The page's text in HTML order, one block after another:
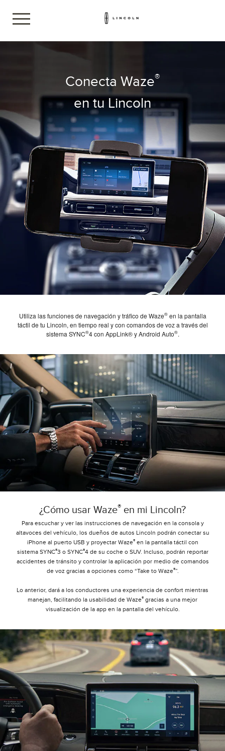
Conecta Waze®
en tu Lincoln
Utiliza las funciones de navegación y tráfico de Waze®en la pantalla
táctil de tu Lincoln, en tiempo real y con comandos de voz a través del
sistema SYNC®4 con AppLink® y Android Auto®.
¿Cómo usar Waze® en mi Lincoln?
Para escuchar y ver las instrucciones de navegación en la consola y
altavoces del vehículo, los dueños de autos Lincoln podrán conectar su
iPhone al puerto USB y proyectar Waze®en la pantalla táctil con
sistema SYNC®3 o SYNC®4 de su coche o SUV. Incluso, podrán reportar
accidentes de tránsito y controlar la aplicación por medio de comandos
de voz gracias a opciones como “Take to Waze®”.
Lo anterior, dará a los conductores una experiencia de confort mientras
manejan, facilitando la usabilidad de Waze® gracias a una mejor
visualización de la app en la pantalla del vehículo.